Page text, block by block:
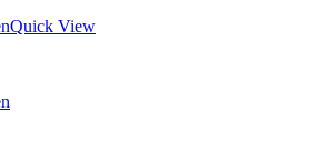
Quick View